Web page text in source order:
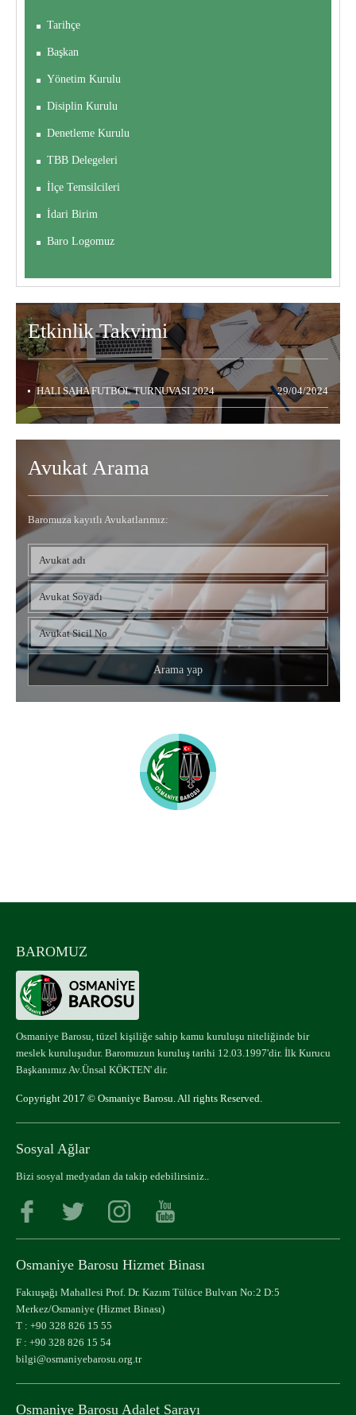
Tarihçe
Başkan
Yönetim Kurulu
Disiplin Kurulu
Denetleme Kurulu
TBB Delegeleri
İlçe Temsilcileri
İdari Birim
Baro Logomuz
EtkinlikTakvimi
29/04/2024
HALI SAHA FUTBOL TURNUVASI 2024
Avukat Arama
Baromuza kayıtlı Avukatlarımız:
BAROMUZ
Osmaniye Barosu, tüzel kişiliğe sahip kamu kuruluşu niteliğinde bir
meslek kuruluşudur. Baromuzun kuruluş tarihi 12.03.1997'dir. İlk Kurucu
Başkanımız Av.Ünsal KÖKTEN' dir.
Copyright 2017 © Osmaniye Barosu. All rights Reserved.
Sosyal Ağlar
Bizi sosyal medyadan da takip edebilirsiniz..
Osmaniye Barosu Hizmet Binası
Fakıuşağı Mahallesi Prof. Dr. Kazım Tülüce Bulvarı No:2 D:5
Merkez/Osmaniye (Hizmet Binası)
T : +90 328 826 15 55
F : +90 328 826 15 54
bilgi@osmaniyebarosu.org.tr
Osmaniye Barosu Adalet Sarayı